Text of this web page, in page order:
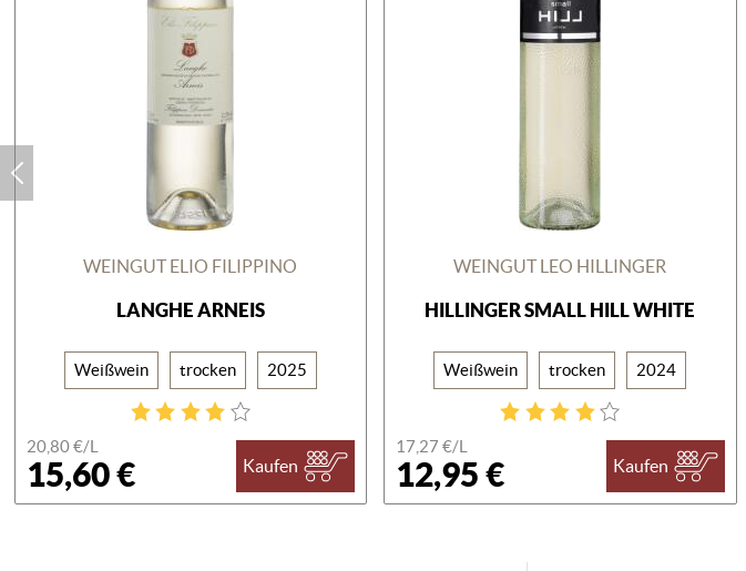
WEINGUT ELIO FILIPPINO
LANGHE ARNEIS
Weißwein trocken 2025
20,80 €/L
15,60 € Kaufen
WEINGUT LEO HILLINGER
HILLINGER SMALL HILL WHITE
Weißwein trocken 2024
17,27 €/L
12,95 € Kaufen